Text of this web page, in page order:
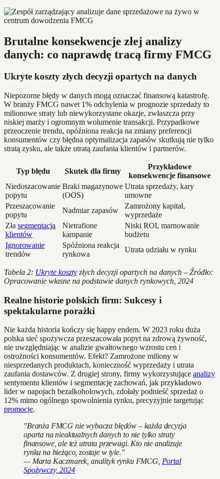
Brutalne konsekwencje złej analizy
danych: co naprawdę tracą firmy FMCG
Ukryte koszty złych decyzji opartych na danych
Niepozorne błędy w danych mogą oznaczać finansową katastrofę.
W branży FMCG nawet 1% odchylenia w prognozie sprzedaży to
milionowe straty lub niewykorzystane okazje, zwłaszcza przy
niskiej marży i ogromnym wolumenie transakcji. Przypadkowe
przeoczenie trendu, opóźniona reakcja na zmiany preferencji
konsumentów czy błędna optymalizacja zapasów skutkują nie tylko
stratą zysku, ale także utratą zaufania klientów i partnerów.
Typ błędu Skutek dla firmy
Przykładowe
konsekwencje finansowe
Niedoszacowanie
popytu
Braki magazynowe
(OOS)
Utrata sprzedaży, kary
umowne
Przeszacowanie
popytu
Nadmiar zapasów
Zamrożony kapitał,
wyprzedaże
Zła segmentacja
klientów
Nietrafione
kampanie
Niski ROI, marnowanie
budżetu
Ignorowanie
trendów
Spóźniona reakcja
rynkowa
Utrata udziału w rynku
Tabela 2: Ukryte koszty złych decyzji opartych na danych – Źródło:
Opracowanie własne na podstawie danych rynkowych, 2024
Realne historie polskich firm: Sukcesy i
spektakularne porażki
Nie każda historia kończy się happy endem. W 2023 roku duża
polska sieć spożywcza przeszacowała popyt na zdrową żywność,
nie uwzględniając w analizie gwałtownego wzrostu cen i
ostrożności konsumentów. Efekt? Zamrożone miliony w
niesprzedanych produktach, konieczność wyprzedaży i utrata
zaufania dostawców. Z drugiej strony, firmy wykorzystujące analizy
sentymentu klientów i segmentację zachowań, jak przykładowo
lider w napojach bezalkoholowych, zdołały podnieść sprzedaż o
12% mimo ogólnego spowolnienia rynku, precyzyjnie targetując
promocje.
"Branża FMCG nie wybacza błędów – każda decyzja
oparta na nieaktualnych danych to nie tylko straty
finansowe, ale też utrata przewagi. Kto nie analizuje
rynku na bieżąco, zostaje w tyle."
— Marta Kaczmarek, analityk rynku FMCG, Portal
Spożywczy, 2024